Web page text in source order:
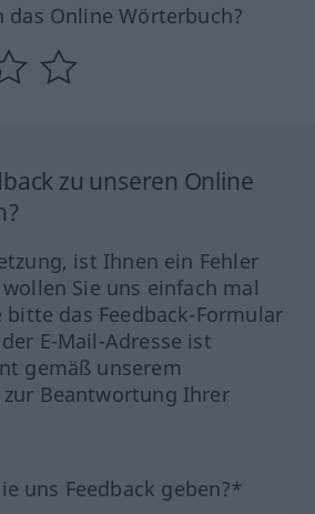
Online Wörterbuch?
zu unseren Online
ist Ihnen ein Fehler
Sie uns einfach mal
bitte das Feedback-Formular
E-Mail-Adresse ist
gemäß unserem
Beantwortung Ihrer
uns Feedback geben?*